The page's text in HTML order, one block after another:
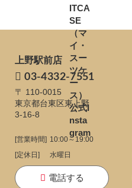
上野駅前店
03-4332-7551
〒 110-0015
東京都台東区東上野
3-16-8
[営業時間] 10:00～19:00
[定休日]
水曜日
電話する